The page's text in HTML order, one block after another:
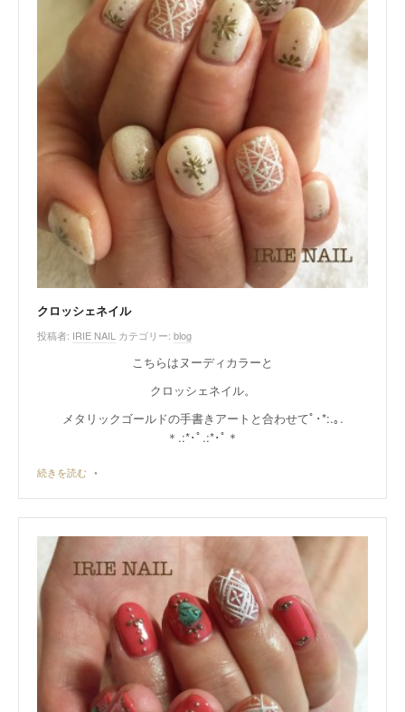
クロッシェネイル
投稿者: IRIE NAIL カテゴリー: blog
こちらはヌーディカラーと
クロッシェネイル。
メタリックゴールドの手書きアートと合わせてﾟ･*:.｡.
＊.:*･ﾟ.:*･ﾟ＊
続きを読む •